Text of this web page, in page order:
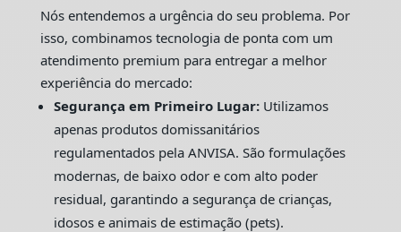
Nós entendemos a urgência do seu problema. Por
isso, combinamos tecnologia de ponta com um
atendimento premium para entregar a melhor
experiência do mercado:
Segurança em Primeiro Lugar:Utilizamos
apenas produtos domissanitários
regulamentados pela ANVISA. São formulações
modernas, de baixo odor e com alto poder
residual, garantindo a segurança de crianças,
idosos e animais de estimação (pets).